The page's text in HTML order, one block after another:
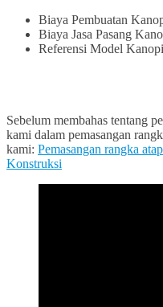
Biaya Pembuatan
Biaya Jasa Pasang
Referensi Model Kanopi
Sebelum membahas tentang
kami dalam pemasangan
kami: Pemasangan rangka
Konstruksi